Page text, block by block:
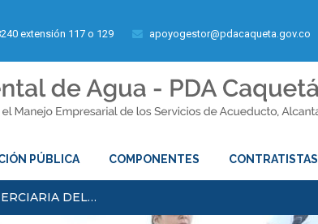
extensión 117 o 129 apoyogestor@pdacaqueta.gov.co
PÚBLICA COMPONENTES CONTRATISTAS
DEL…